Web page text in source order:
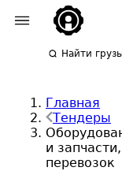
Найти
Главная
Тендеры
и
перевозок